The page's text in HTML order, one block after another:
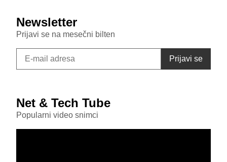
Newsletter
Prijavi se na mesečni bilten
Net & Tech Tube
Popularni video snimci